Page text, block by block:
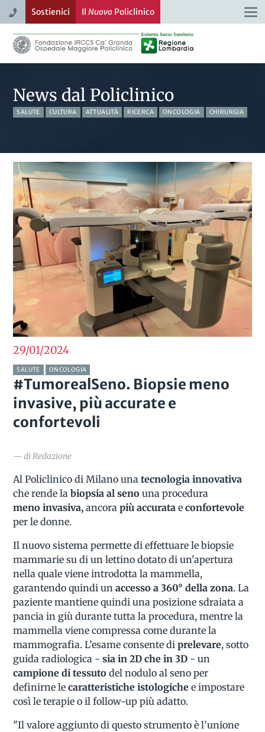
Sostienici Il NuovoPoliclinico
News dal Policlinico
SALUTE CULTURA ATTUALITÀ RICERCA ONCOLOGIA CHIRURGIA
29/012024
SALUTE ONCOLOGIA
#TumorealSeno. Biopsie meno
invasive, più accurate e
confortevoli
— di Redazione
Al Policlinico di Milano una tecnologia innovativa
che rende labiopsia al seno una procedura
meno invasiva, ancorapiù accuratae confortevole
per le donne.
Il nuovo sistema permette di effettuare le biopsie
mammarie su di un lettino dotato di un'apertura
nella quale viene introdotta la mammella,
garantendo quindi unaccesso a 360° della zona. La
paziente mantiene quindi una posizione sdraiata a
pancia in giù durante tutta la procedura, mentre la
mammella viene compressa come durante la
mammografia. L’esame consente di prelevare, sotto
guida radiologica -sia in 2D che in 3D - un
campione di tessuto del nodulo al seno per
definirne lecaratteristiche istologiche e impostare
così le terapie o il follow-up più adatto.
"Il valore aggiunto di questo strumento è l’unione